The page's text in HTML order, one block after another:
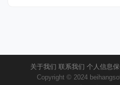
关于我们 联系我们 个人信息
Copyright © 2024